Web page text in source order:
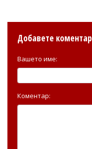
Добавете коментар
Вашето име:
Коментар: